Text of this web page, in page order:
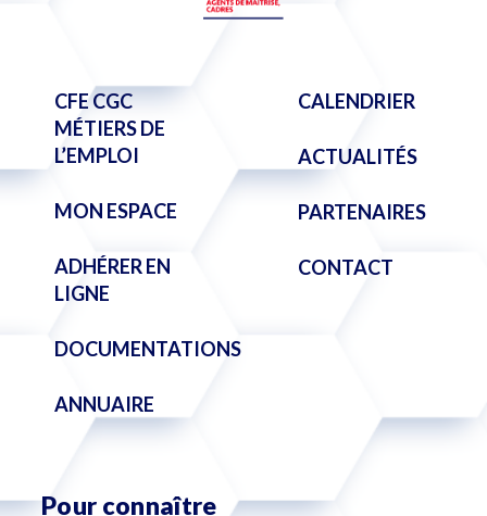
CFE CGC
MÉTIERS DE
L’EMPLOI
MON ESPACE
ADHÉRER EN
LIGNE
DOCUMENTATIONS
ANNUAIRE
CALENDRIER
ACTUALITÉS
PARTENAIRES
CONTACT
Pour connaître